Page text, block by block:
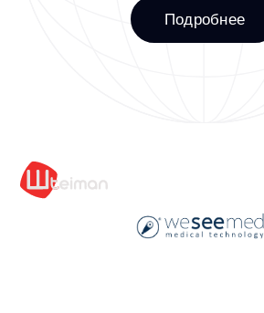
Участвуем в формировании